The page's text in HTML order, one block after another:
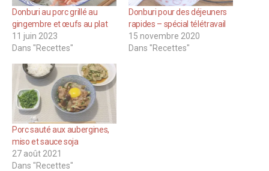
Donburi au porc grillé au
gingembre et œufs au plat
11 juin 2023
Dans "Recettes"
Donburi pour des déjeuners
rapides – spécial télétravail
15 novembre 2020
Dans "Recettes"
Porc sauté aux aubergines,
miso et sauce soja
27 août 2021
Dans "Recettes"